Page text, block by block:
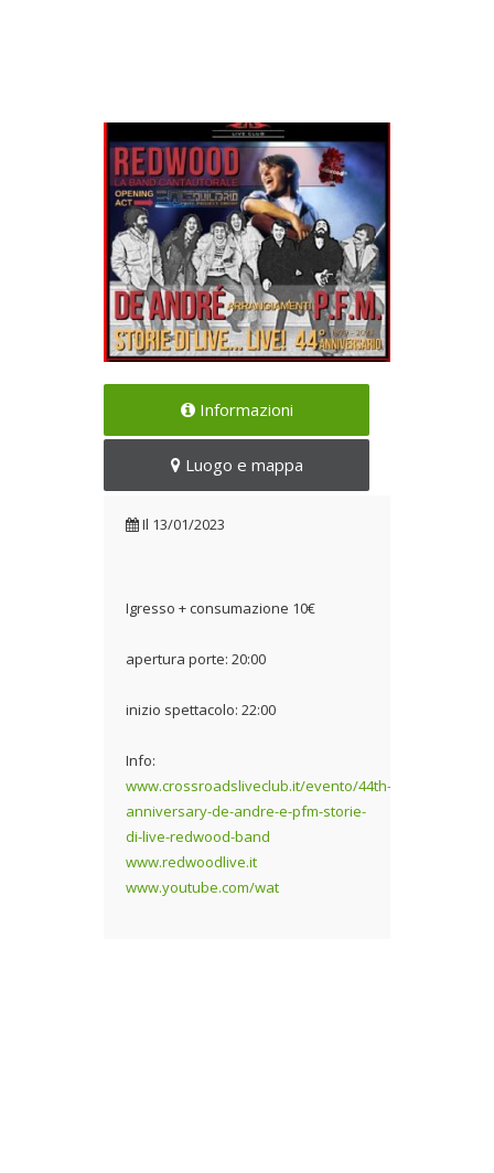
Redwood Band in Concerto
Informazioni
Luogo e mappa
Il 13/01/2023
Igresso + consumazione 10€
apertura porte: 20:00
inizio spettacolo: 22:00
Info:
www.crossroadsliveclub.it/evento/44th-
anniversary-de-andre-e-pfm-storie-
di-live-redwood-band
www.redwoodlive.it
www.youtube.com/wat